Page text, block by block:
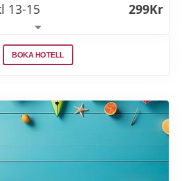
13-15 299Kr
BOKA HOTELL